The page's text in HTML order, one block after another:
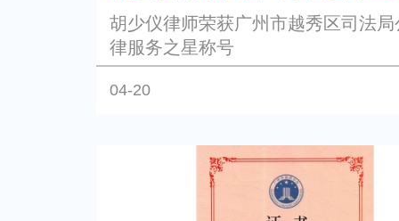
胡少仪律师荣获广州市越秀区司法局
律服务之星称号
04-20